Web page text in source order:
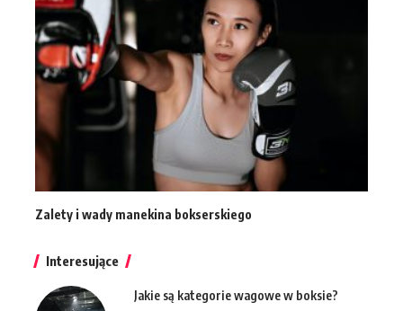
Zalety i wady manekina bokserskiego
Interesujące
Jakie są kategorie wagowe w boksie?